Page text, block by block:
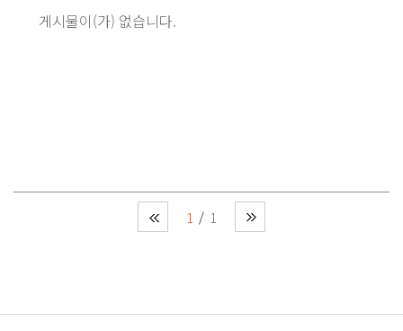
게시물이(가) 없습니다.
1 1